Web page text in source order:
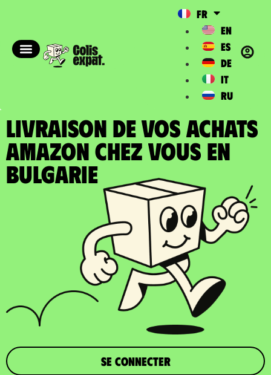
FR
EN
ES
DE
IT
RU
LIVRAISON DE VOS ACHATS
AMAZON chez vous en
Bulgarie
Se connecter